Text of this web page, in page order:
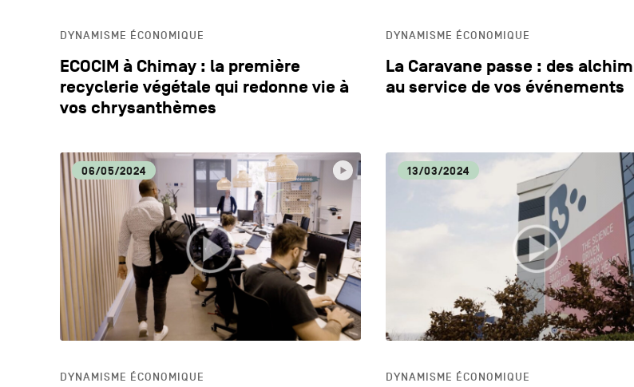
DYNAMISME ÉCONOMIQUE
ECOCIM à Chimay : la première
recyclerie végétale qui redonne vie à
vos chrysanthèmes
DYNAMISME ÉCONOMIQUE
La Caravane passe : des
au service de vos événements
06/05/2024
DYNAMISME ÉCONOMIQUE
13/03/2024
DYNAMISME ÉCONOMIQUE